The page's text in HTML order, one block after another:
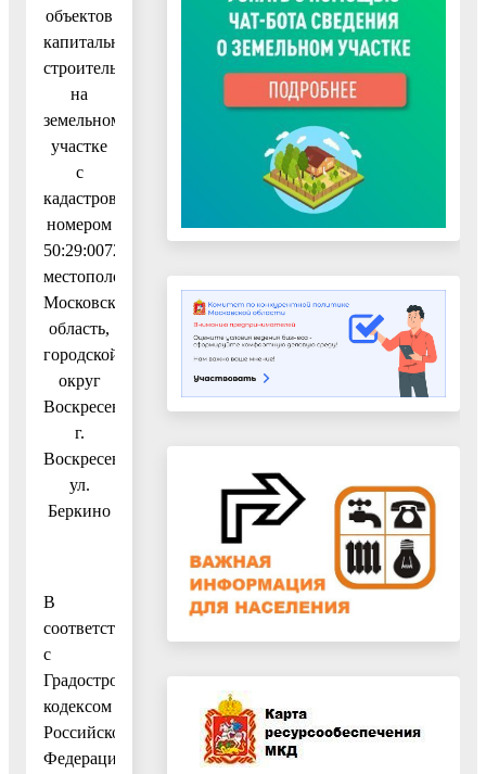
объектов
капитального
строительства
на
земельном
участке
с
кадастровым
номером
50:29:0072505:704
местоположение:
Московская
область,
городской
округ
Воскресенск,
г.
Воскресенск,
ул.
Беркино
В
соответствии
с
Градостроительным
кодексом
Российской
Федерации,